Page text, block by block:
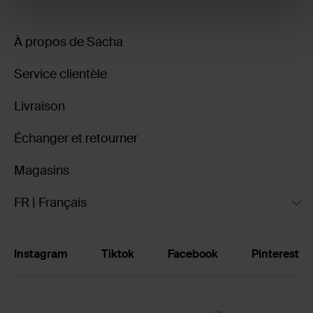
À propos de Sacha
Service clientèle
Livraison
Échanger et retourner
Magasins
FR | Français
Instagram Tiktok Facebook Pinterest